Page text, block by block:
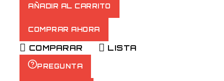
AÑADIR AL CARRITO
COMPRAR AHORA
COMPARAR LISTA
PREGUNTA